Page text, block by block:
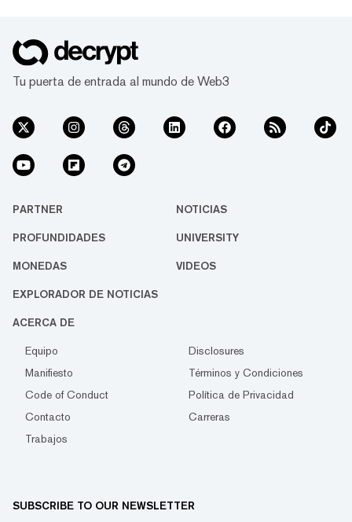
Tu puerta de entrada al mundo de Web3
PARTNER NOTICIAS
PROFUNDIDADES UNIVERSITY
MONEDAS VIDEOS
EXPLORADOR DE NOTICIAS
ACERCA DE
Equipo
Disclosures
Manifiesto
Términos y Condiciones
Code of Conduct
Política de Privacidad
Contacto
Carreras
Trabajos
SUBSCRIBE TO OUR NEWSLETTER